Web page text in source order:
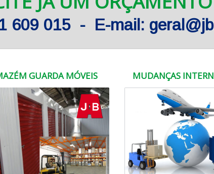
609 015 - E-mail:
GUARDA MÓVEIS MUDANÇAS